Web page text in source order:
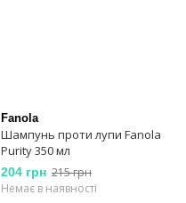
Fanola
Шампунь проти лупи Fanola
Purity 350 мл
204 грн 215 грн
Немає в наявності